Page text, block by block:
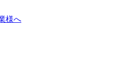
様へ